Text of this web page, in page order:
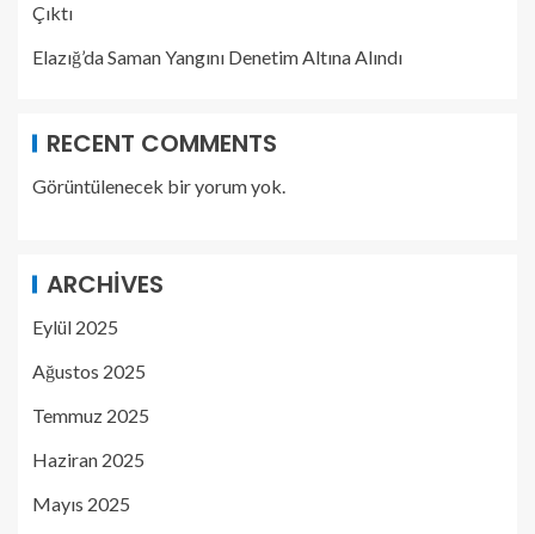
Çıktı
Elazığ’da Saman Yangını Denetim Altına Alındı
RECENT COMMENTS
Görüntülenecek bir yorum yok.
ARCHIVES
Eylül 2025
Ağustos 2025
Temmuz 2025
Haziran 2025
Mayıs 2025